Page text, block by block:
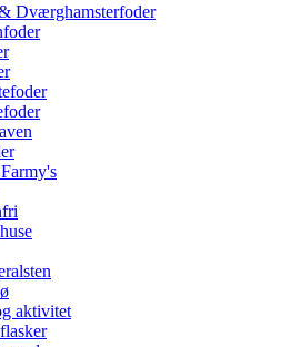
Dværghamsterfoder
aktivitet